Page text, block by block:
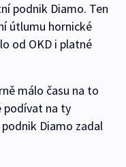
podnik Diamo. Ten
útlumu hornické
od OKD i platné
málo času na to
podívat na ty
Diamo zadal